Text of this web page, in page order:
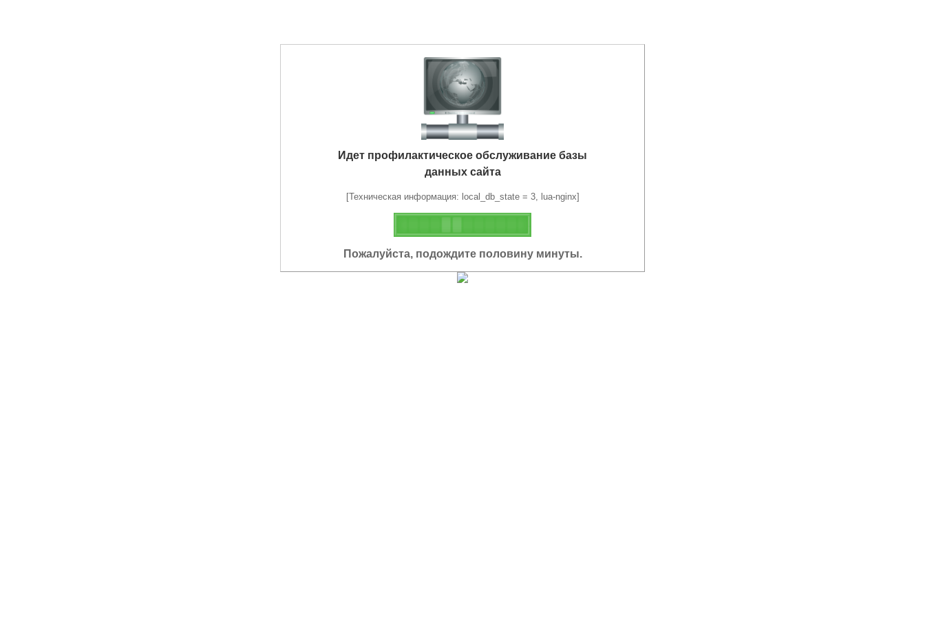
Идет профилактическое обслуживание базы
данных сайта
[Техническая информация: local_db_state = 3, lua-nginx]
Пожалуйста, подождите половину минуты.